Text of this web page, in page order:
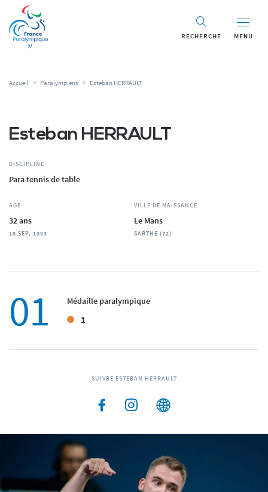
RECHERCHE MENU
Accueil > Paralympiens > Esteban HERRAULT
Esteban HERRAULT
DISCIPLINE
Para tennis de table
ÂGE
32 ans
18 SEP. 1993
VILLE DE NAISSANCE
Le Mans
SARTHE (72)
01 Médaille paralympique
1
SUIVRE ESTEBAN HERRAULT
Panneau de gestion des cookies